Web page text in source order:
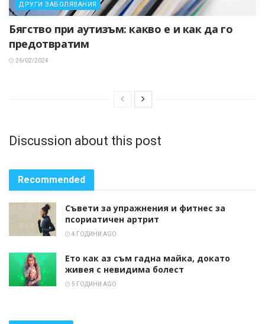
ДРУГИ ЗАБОЛЯВАНИЯ
Бягство при аутизъм: какво е и как да го
предотвратим
26/02/2024
Discussion about this post
Recommended
Съвети за упражнения и фитнес за
псориатичен артрит
4 ГОДИНИ AGO
Ето как аз съм гадна майка, докато
живея с невидима болест
5 ГОДИНИ AGO